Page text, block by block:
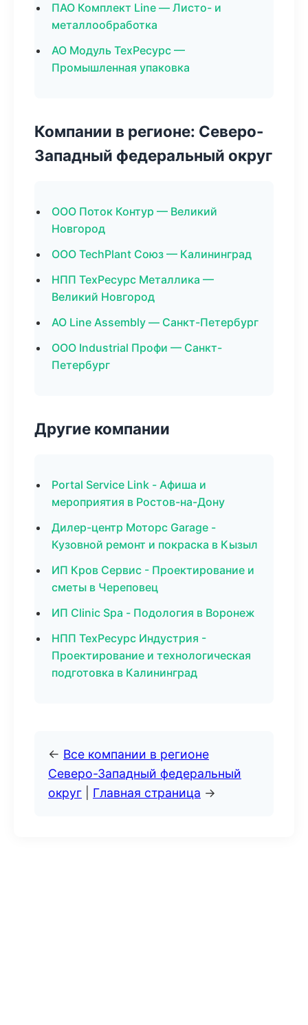
ПАО Комплект Line — Листо- и
металлообработка
АО Модуль ТехРесурс —
Промышленная упаковка
Компании в регионе: Северо-
Западный федеральный округ
ООО Поток Контур — Великий
Новгород
ООО TechPlant Союз — Калининград
НПП ТехРесурс Металлика —
Великий Новгород
АО Line Assembly — Санкт-Петербург
ООО Industrial Профи — Санкт-
Петербург
Другие компании
Portal Service Link - Афиша и
мероприятия в Ростов-на-Дону
Дилер-центр Моторс Garage -
Кузовной ремонт и покраска в Кызыл
ИП Кров Сервис - Проектирование и
сметы в Череповец
ИП Clinic Spa - Подология в Воронеж
НПП ТехРесурс Индустрия -
Проектирование и технологическая
подготовка в Калининград
← Все компании в регионе
Северо-Западный федеральный
округ
Главная страница →